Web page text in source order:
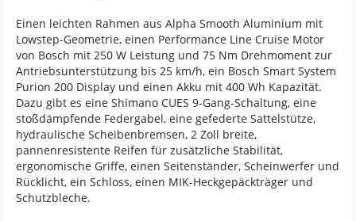
Einen leichten Rahmen aus Alpha Smooth Aluminium mit
Lowstep-Geometrie, einen Performance Line Cruise Motor
von Bosch mit 250 W Leistung und 75 Nm Drehmoment zur
Antriebsunterstützung bis 25 km/h, ein Bosch Smart System
Purion 200 Display und einen Akku mit 400 Wh Kapazität.
Dazu gibt es eine Shimano CUES 9-Gang-Schaltung, eine
stoßdämpfende Federgabel, eine gefederte Sattelstütze,
hydraulische Scheibenbremsen, 2 Zoll breite,
pannenresistente Reifen für zusätzliche Stabilität,
ergonomische Griffe, einen Seitenständer, Scheinwerfer und
Rücklicht, ein Schloss, einen MIK-Heckgepäckträger und
Schutzbleche.